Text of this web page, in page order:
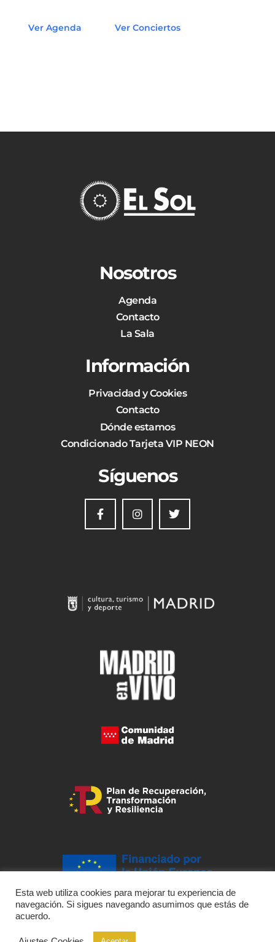
Ver Agenda Ver Conciertos
Nosotros
Agenda
Contacto
La Sala
Información
Privacidad y Cookies
Contacto
Dónde estamos
Condicionado Tarjeta VIP NEON
Síguenos
Esta web utiliza cookies para mejorar tu experiencia de
navegación. Si sigues navegando asumimos que estás de
acuerdo.